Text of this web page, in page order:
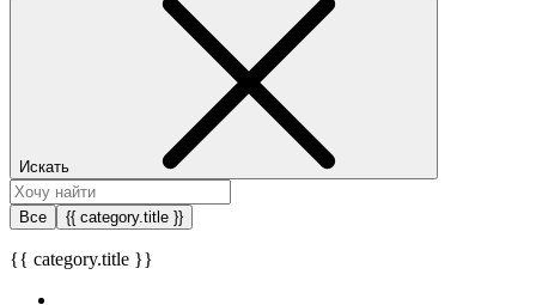
Искать
Все {{ category.title }}
{{ category.title }}